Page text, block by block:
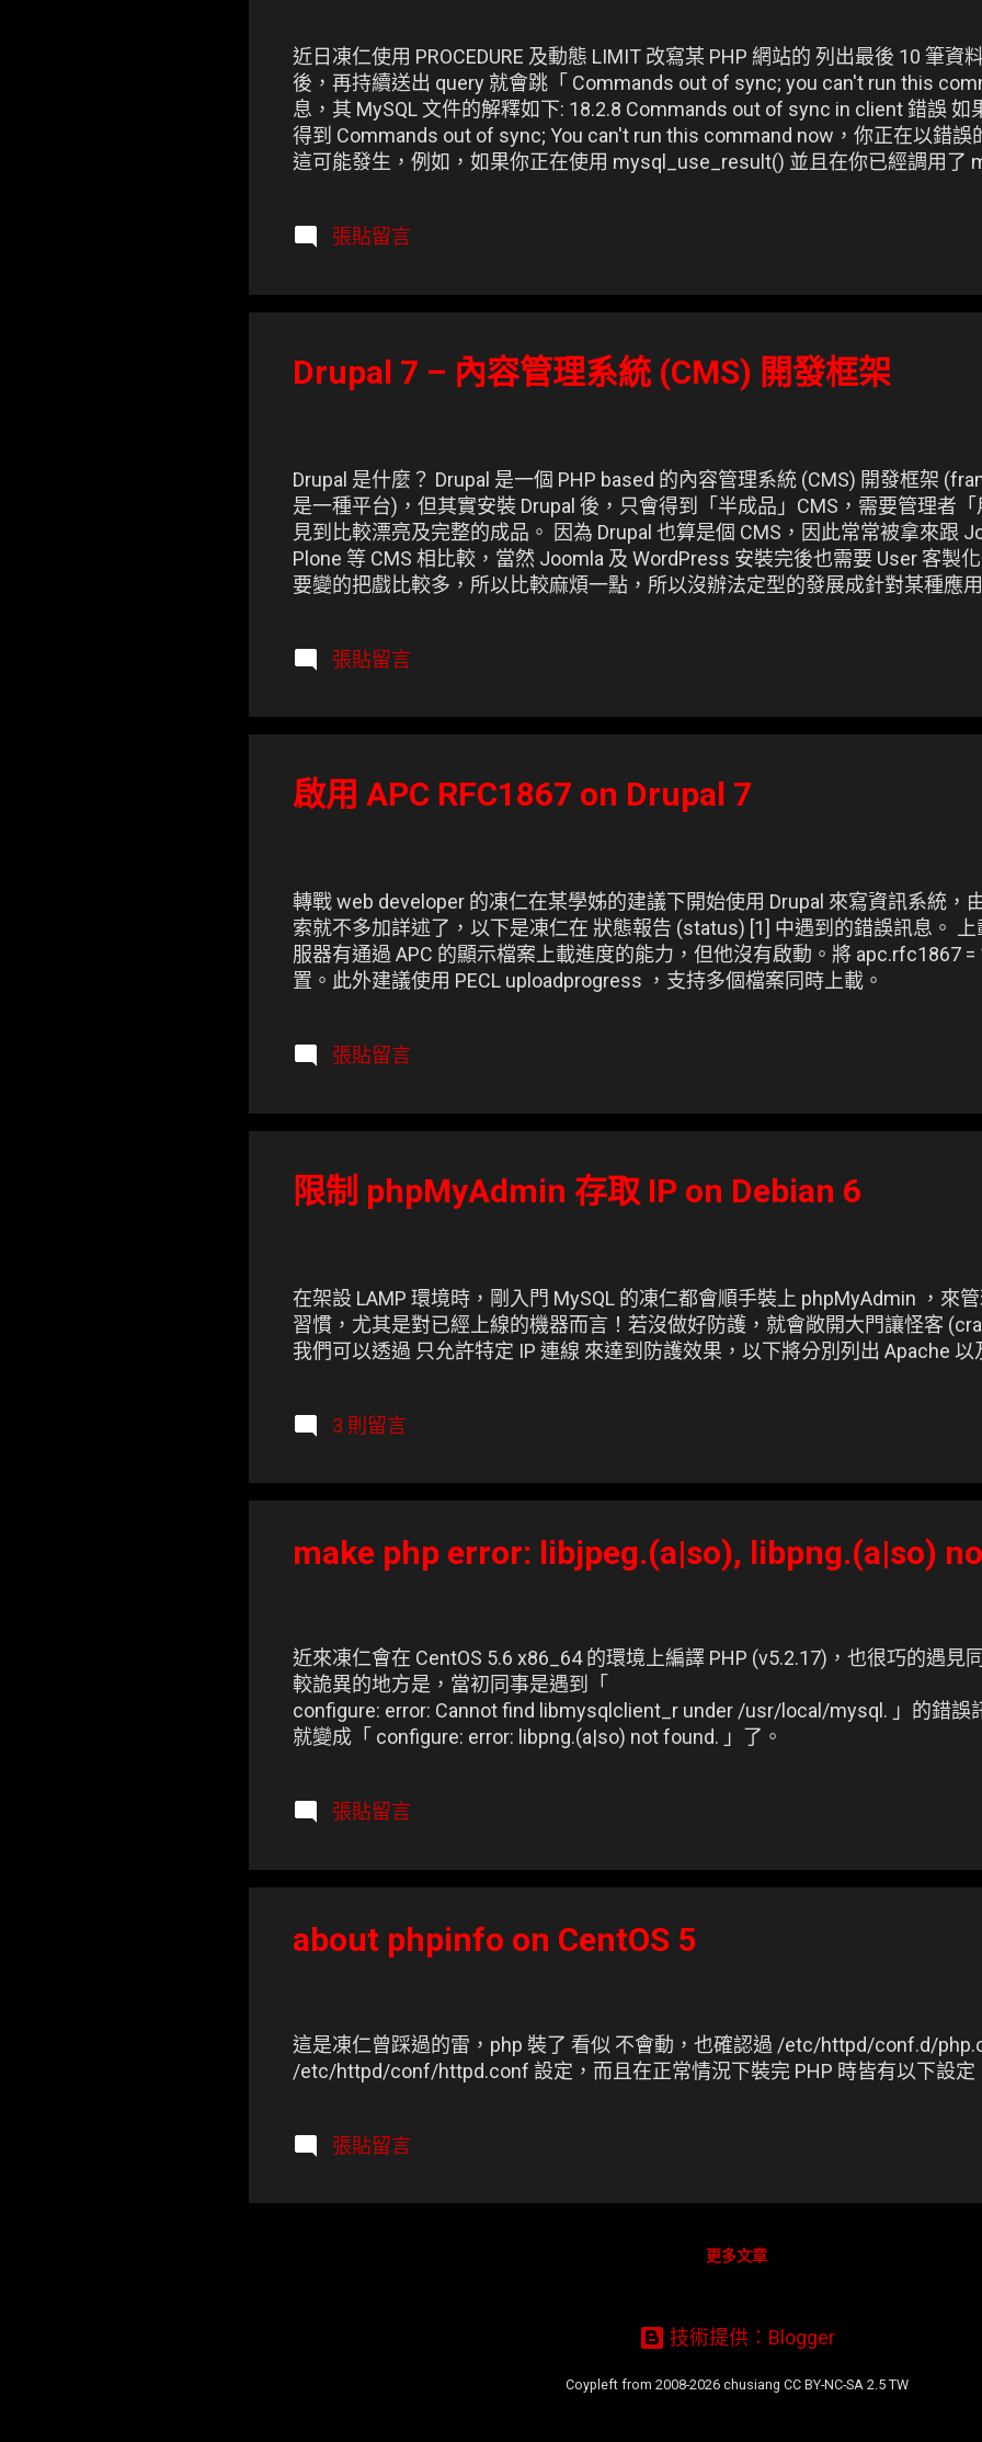
近日凍仁使用 PROCEDURE 及動態 LIMIT 改寫某 PHP 網站的 列出最後 10 筆資
後，再持續送出 query 就會跳「 Commands out of sync; you can't run this
息，其 MySQL 文件的解釋如下: 18.2.8 Commands out of sync in client 錯誤
得到 Commands out of sync; You can't run this command now，你正在以錯誤
這可能發生，例如，如果你正在使用 mysql_use_result() 並且在你已經調用了
張貼留言
Drupal 7 – 內容管理系統 (CMS) 開發框架
Drupal 是什麼？ Drupal 是一個 PHP based 的內容管理系統 (CMS) 開發框架
是一種平台)，但其實安裝 Drupal 後，只會得到「半成品」CMS，需要管理者
見到比較漂亮及完整的成品。 因為 Drupal 也算是個 CMS，因此常常被拿來跟
Plone 等 CMS 相比較，當然 Joomla 及 WordPress 安裝完後也需要 User 客製
要變的把戲比較多，所以比較麻煩一點，所以沒辦法定型的發展成針對某種應
張貼留言
啟用 APC RFC1867 on Drupal 7
轉戰 web developer 的凍仁在某學姊的建議下開始使用 Drupal 來寫資訊系統，
索就不多加詳述了，以下是凍仁在 狀態報告 (status) [1] 中遇到的錯誤訊息。
服器有通過 APC 的顯示檔案上載進度的能力，但他沒有啟動。將 apc.rfc1867 =
置。此外建議使用 PECL uploadprogress ，支持多個檔案同時上載。
張貼留言
限制 phpMyAdmin 存取 IP on Debian 6
在架設 LAMP 環境時，剛入門 MySQL 的凍仁都會順手裝上 phpMyAdmin ，來
習慣，尤其是對已經上線的機器而言！若沒做好防護，就會敞開大門讓怪客
我們可以透過 只允許特定 IP 連線 來達到防護效果，以下將分別列出 Apache 以
3 則留言
make php error: libjpeg.(a|so), libpng.(a|so)
近來凍仁會在 CentOS 5.6 x86_64 的環境上編譯 PHP (v5.2.17)，也很巧的遇見
較詭異的地方是，當初同事是遇到「
configure: error: Cannot find libmysqlclient_r under /usr/local/mysql. 」的錯誤
就變成「 configure: error: libpng.(a|so) not found. 」了。
張貼留言
about phpinfo on CentOS 5
這是凍仁曾踩過的雷，php 裝了 看似 不會動，也確認過 /etc/httpd/conf.d/
/etc/httpd/conf/httpd.conf 設定，而且在正常情況下裝完 PHP 時皆有以下設定
張貼留言
更多文章
技術提供：Blogger
Coypleft from 2008-2026 chusiang CC BY-NC-SA 2.5 TW